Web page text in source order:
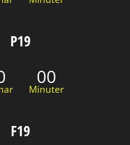
P19
00
Minuter
F19